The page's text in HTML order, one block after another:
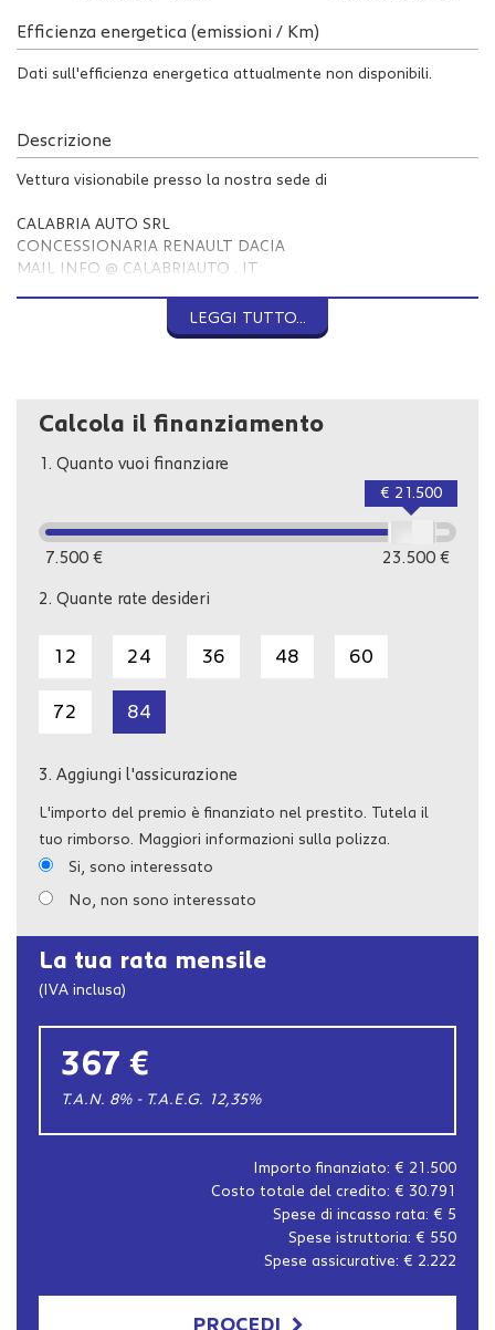
Efficienza energetica (emissioni / Km)
Dati sull'efficienza energetica attualmente non disponibili.
Descrizione
Vettura visionabile presso la nostra sede di
CALABRIA AUTO SRL
CONCESSIONARIA RENAULT DACIA
MAIL INFO @ CALABRIAUTO . IT
VIA NAZIONALE 111
dove poter avere tutte le informazioni sulla vettura scelta ed
TEL 0961 1893065
S.S.18 KM 444
LAMEZIA TERME (CZ)
VIA DEL PROGRESSO N. 256
0968 1945974
LEGGI TUTTO...
Calcola il finanziamento
1. Quanto vuoi finanziare
7.500 € 23.500 €
€ 21.500
2. Quante rate desideri
12 24 36 48 60
72 84
3. Aggiungi l'assicurazione
L'importo del premio è finanziato nel prestito. Tutela il
tuo rimborso. Maggiori informazioni sulla polizza.
Si, sono interessato
No, non sono interessato
La tua rata mensile
(IVA inclusa)
367 €
T.A.N. 8% - T.A.E.G. 12,35%
Importo finanziato: € 21.500
Costo totale del credito: € 30.791
Spese di incasso rata: € 5
Spese istruttoria: € 550
Spese assicurative: € 2.222
PROCEDI